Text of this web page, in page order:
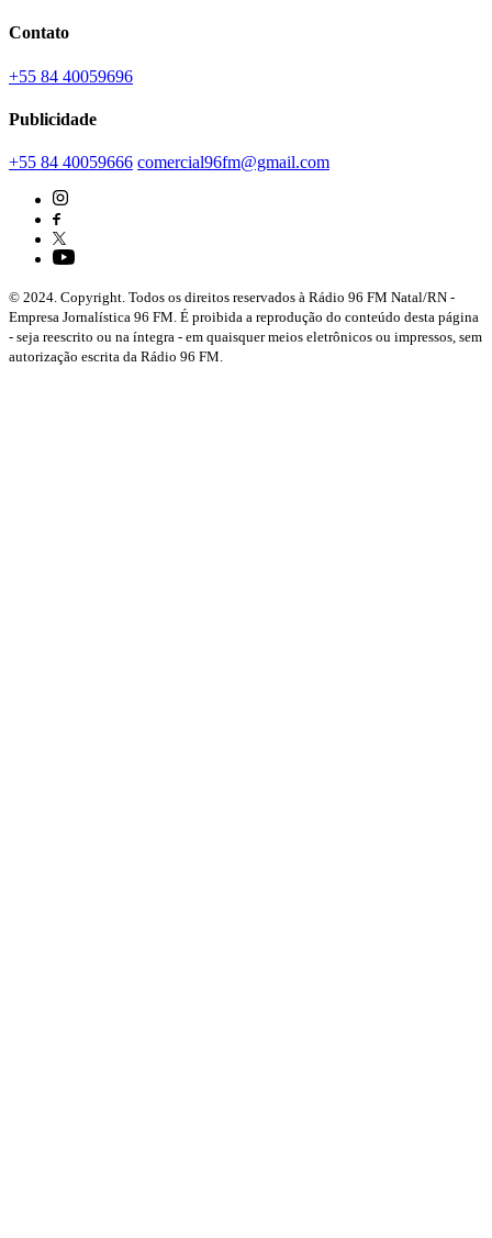
Contato
+55 84 40059696
Publicidade
+55 84 40059666 comercial96fm@gmail.com
© 2024. Copyright. Todos os direitos reservados à Rádio 96 FM Natal/RN -
Empresa Jornalística 96 FM. É proibida a reprodução do conteúdo desta página
- seja reescrito ou na íntegra - em quaisquer meios eletrônicos ou impressos, sem
autorização escrita da Rádio 96 FM.